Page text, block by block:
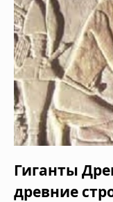
Гиганты
древние